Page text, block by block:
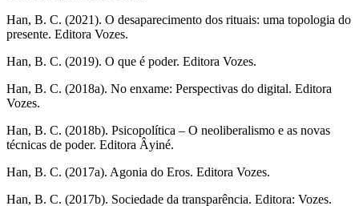
Han, B. C. (2021). O desaparecimento dos rituais: uma topologia do
presente. Editora Vozes.
Han, B. C. (2019). O que é poder. Editora Vozes.
Han, B. C. (2018a). No enxame: Perspectivas do digital. Editora
Vozes.
Han, B. C. (2018b). Psicopolítica – O neoliberalismo e as novas
técnicas de poder. Editora Âyiné.
Han, B. C. (2017a). Agonia do Eros. Editora Vozes.
Han, B. C. (2017b). Sociedade da transparência. Editora: Vozes.